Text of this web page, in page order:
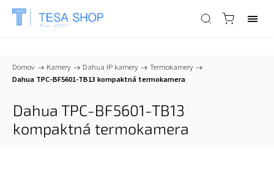
📞+421 903 553 805 info@tesa-systems.sk
Domov / Kamery / Dahua IP kamery / Termokamery /
Dahua TPC-BF5601-TB13 kompaktná termokamera
Dahua TPC-BF5601-TB13
kompaktná termokamera